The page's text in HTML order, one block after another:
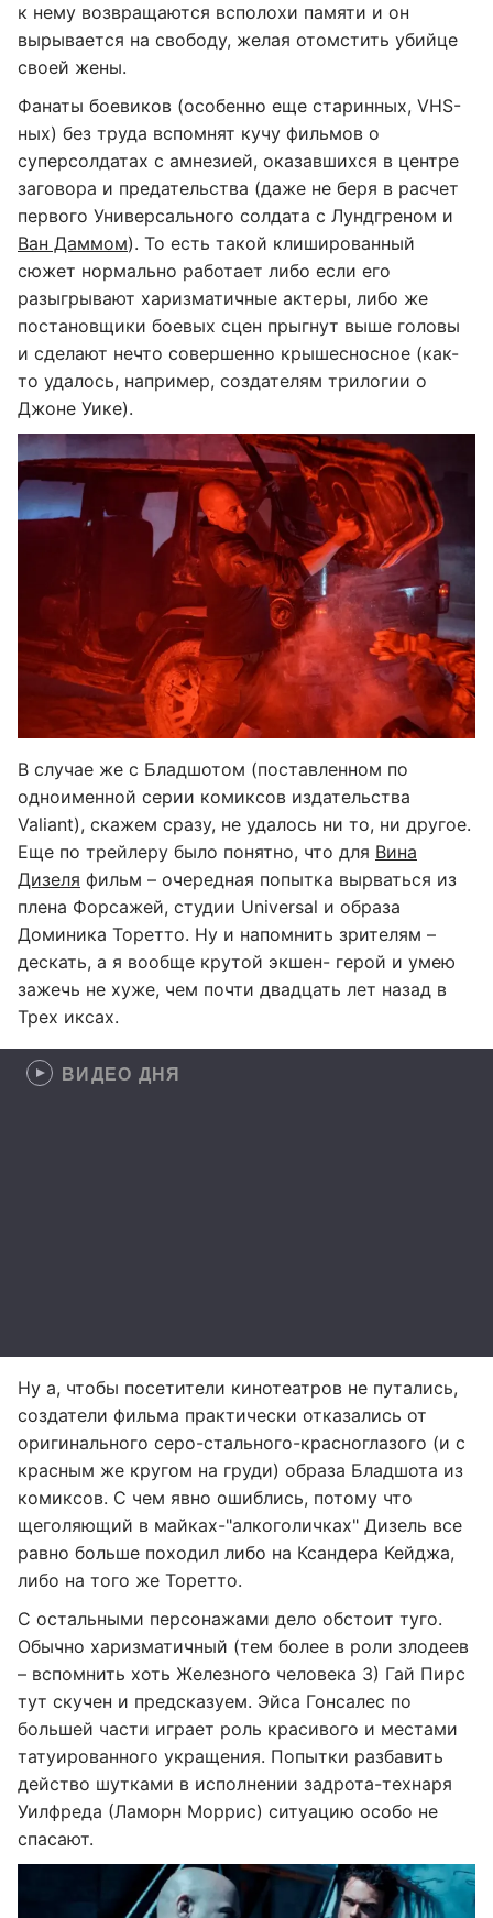
к нему возвращаются всполохи памяти и он
вырывается на свободу, желая отомстить убийце
своей жены.
Фанаты боевиков (особенно еще старинных, VHS-
ных) без труда вспомнят кучу фильмов о
суперсолдатах с амнезией, оказавшихся в центре
заговора и предательства (даже не беря в расчет
первого Универсального солдата с Лундгреном и
Ван Даммом). То есть такой клишированный
сюжет нормально работает либо если его
разыгрывают харизматичные актеры, либо же
постановщики боевых сцен прыгнут выше головы
и сделают нечто совершенно крышесносное (как-
то удалось, например, создателям трилогии о
Джоне Уике).
В случае же с Бладшотом (поставленном по
одноименной серии комиксов издательства
Valiant), скажем сразу, не удалось ни то, ни другое.
Еще по трейлеру было понятно, что для Вина
Дизеля фильм – очередная попытка вырваться из
плена Форсажей, студии Universal и образа
Доминика Торетто. Ну и напомнить зрителям –
дескать, а я вообще крутой экшен- герой и умею
зажечь не хуже, чем почти двадцать лет назад в
Трех иксах.
ВИДЕО ДНЯ
Ну а, чтобы посетители кинотеатров не путались,
создатели фильма практически отказались от
оригинального серо-стального-красноглазого (и с
красным же кругом на груди) образа Бладшота из
комиксов. С чем явно ошиблись, потому что
щеголяющий в майках-"алкоголичках" Дизель все
равно больше походил либо на Ксандера Кейджа,
либо на того же Торетто.
С остальными персонажами дело обстоит туго.
Обычно харизматичный (тем более в роли злодеев
– вспомнить хоть Железного человека 3) Гай Пирс
тут скучен и предсказуем. Эйса Гонсалес по
большей части играет роль красивого и местами
татуированного укращения. Попытки разбавить
действо шутками в исполнении задрота-технаря
Уилфреда (Ламорн Моррис) ситуацию особо не
спасают.